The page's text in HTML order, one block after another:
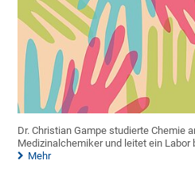
Dr. Christian Gampe studierte Chemie
Medizinalchemiker und leitet ein Labor
Mehr